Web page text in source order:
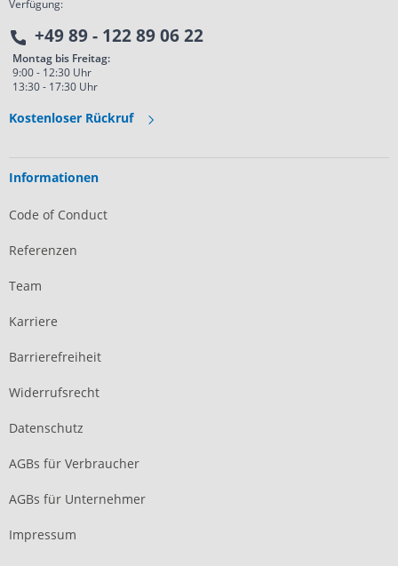
Verfügung:
+49 89 - 122 89 06 22
Montag bis Freitag:
9:00 - 12:30 Uhr
13:30 - 17:30 Uhr
Kostenloser Rückruf
Informationen
Code of Conduct
Referenzen
Team
Karriere
Barrierefreiheit
Widerrufsrecht
Datenschutz
AGBs für Verbraucher
AGBs für Unternehmer
Impressum